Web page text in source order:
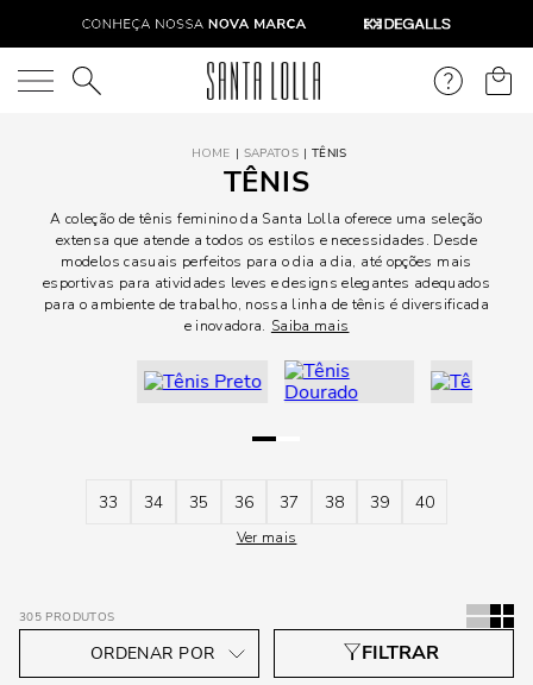
O que você está procurando?
SAPATOS TÊNIS
TÊNIS
A coleção de tênis feminino da Santa Lolla oferece uma seleção
extensa que atende a todos os estilos e necessidades. Desde
modelos casuais perfeitos para o dia a dia, até opções mais
esportivas para atividades leves e designs elegantes adequados
para o ambiente de trabalho, nossa linha de tênis é diversificada
e inovadora. Saiba mais
33 34 35 36 37 38 39 40
Ver mais
305 PRODUTOS